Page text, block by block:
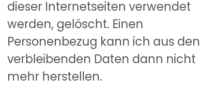
dieser Internetseiten verwendet
werden, gelöscht. Einen
Personenbezug kann ich aus den
verbleibenden Daten dann nicht
mehr herstellen.